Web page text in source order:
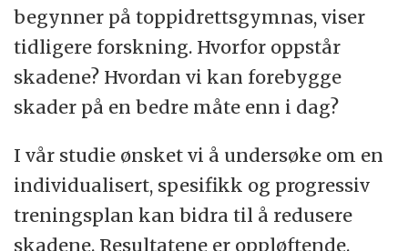
begynner på toppidrettsgymnas, viser
tidligere forskning. Hvorfor oppstår
skadene? Hvordan vi kan forebygge
skader på en bedre måte enn i dag?
I vår studie ønsket vi å undersøke om en
individualisert, spesifikk og progressiv
treningsplan kan bidra til å redusere
skadene. Resultatene er oppløftende.